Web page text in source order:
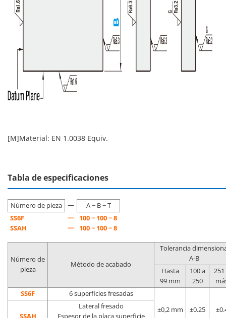
[M]Material: EN 1.0038 Equiv.
Tabla de especificaciones
Número de pieza —
A − B − T
SS6F
SSAH
—
—
100 − 100 − 8
100 − 100 − 8
Número de
pieza
Método de acabado
Tolerancia
A-B
Hasta
99 mm
100 a
250
251
SS6F
6 superficies fresadas
±0,2 mm
±0.25
SSAH
Lateral fresado
Espesor de la placa superficie